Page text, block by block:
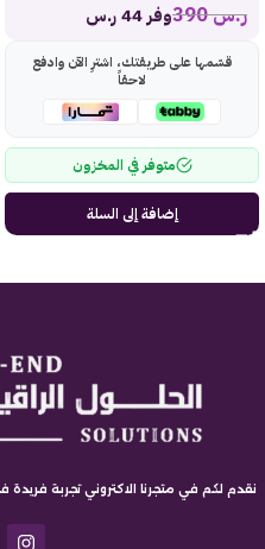
ر.س390 وفر 44 ر.س
قسّمها على طريقتك، اشترِ الآن وادفع
لاحقاً
متوفر في المخزون
إضافة إلى السلة
نقدم لكم في متجرنا الاكتروني تجربة فريدة